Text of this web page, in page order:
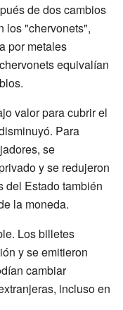
de dos cambios
los "chervonets",
por metales
equivalían
valor para cubrir el
Para
se
y se redujeron
del Estado también
la moneda.
Los billetes
y se emitieron
cambiar
incluso en